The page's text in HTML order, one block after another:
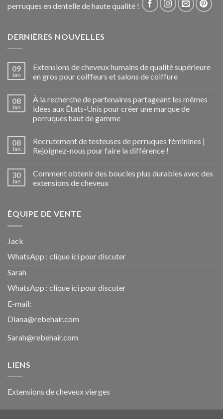
perruques en dentelle de haute qualité !
DERNIÈRES NOUVELLES
09
Jan
Extensions de cheveux humains de qualité supérieure
en gros pour coiffeurs et salons de coiffure
08
Jan
À la recherche de partenaires partageant les mêmes
idées aux États-Unis pour créer une marque de
perruques haut de gamme
08
Jan
Recrutement de testeuses de perruques féminines |
Rejoignez-nous pour faire la différence !
30
Jan
Comment obtenir des boucles plus durables avec des
extensions de cheveux
ÉQUIPE DE VENTE
Jack
WhatsApp : clique ici pour discuter
Sarah
WhatsApp : clique ici pour discuter
E-mail:
Diana@rebehair.com
Sarah@rebehair.com
LIENS
Extensions de cheveux vierges